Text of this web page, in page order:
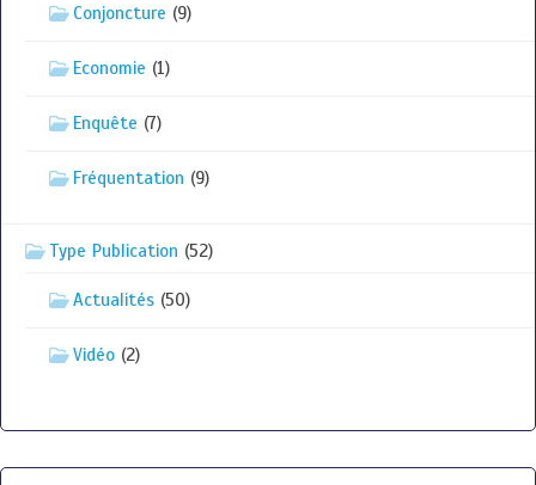
Conjoncture (9)
Economie (1)
Enquête (7)
Fréquentation (9)
Type Publication (52)
Actualités (50)
Vidéo (2)